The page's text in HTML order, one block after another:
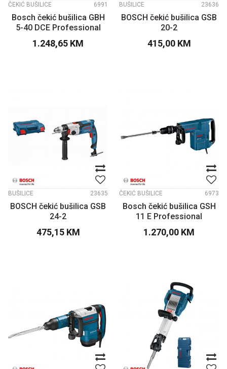
ČEKIĆ BUŠILICE 6991
Bosch čekić bušilica GBH
5-40 DCE Professional
1.248,65 KM
BUŠILICE 23636
BOSCH čekić bušilica GSB
20-2
415,00 KM
BUŠILICE 23635
BOSCH čekić bušilica GSB
24-2
475,15 KM
ČEKIĆ BUŠILICE 6973
Bosch čekić bušilica GSH
11 E Professional
1.270,00 KM